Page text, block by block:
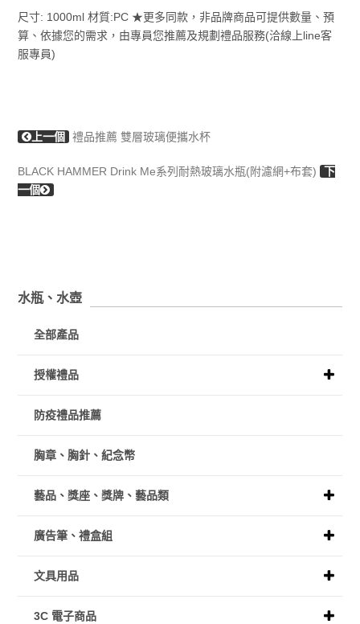
尺寸: 1000ml 材質:PC ★更多同款，非品牌商品可提供數量、預
算、依據您的需求，由專員您推薦及規劃禮品服務(洽線上line客
服專員)
上一個 禮品推薦 雙層玻璃便攜水杯
BLACK HAMMER Drink Me系列耐熱玻璃水瓶(附濾網+布套)
下
一個
水瓶、水壺
全部產品
授權禮品
防疫禮品推薦
胸章、胸針、紀念幣
藝品、獎座、獎牌、藝品類
廣告筆、禮盒組
文具用品
3C 電子商品